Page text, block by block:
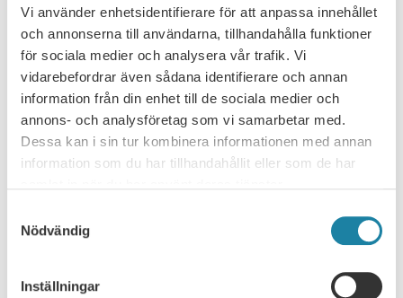
Vi använder enhetsidentifierare för att anpassa innehållet
och annonserna till användarna, tillhandahålla funktioner
för sociala medier och analysera vår trafik. Vi
vidarebefordrar även sådana identifierare och annan
information från din enhet till de sociala medier och
annons- och analysföretag som vi samarbetar med.
Dessa kan i sin tur kombinera informationen med annan
information som du har tillhandahållit eller som de har
Nödvändig
Inställningar
Remissvar
4 september 2025
Kvalificering till socialförsäkring och
ekonomiskt bistånd för vissa grupper
(SOU 2025:53) Sveriges universitetslärare och forskare, SULF,
avger härmed remissvar på rubricerad utredning. SULF är ett
tydligare krav på vandel för